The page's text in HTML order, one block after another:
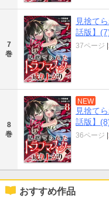
7
巻
見捨て
話版】
37ページ |
8
巻
NEW
見捨て
話版】
36ページ
おすすめ作品